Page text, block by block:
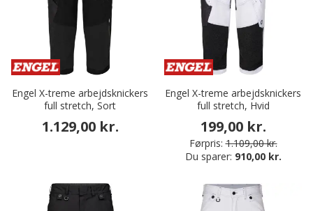
Engel X-treme arbejdsknickers
full stretch, Sort
1.129,00 kr.
Engel X-treme arbejdsknickers
full stretch, Hvid
199,00 kr.
Førpris: 1.109,00 kr.
Du sparer: 910,00 kr.